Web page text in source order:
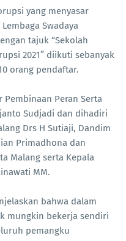
yang menyasar
Swadaya
tajuk “Sekolah
2021” diikuti sebanyak
orang pendaftar.
Peran Serta
Sudjadi dan dihadiri
Drs H Sutiaji, Dandim
Primadhona dan
Malang serta Kepala
MM.
bahwa dalam
mungkin bekerja sendiri
pemangku